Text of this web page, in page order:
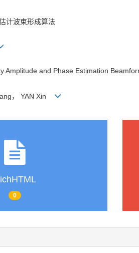
计波束形成算法
Amplitude and Phase Estimation
， YAN Xin
0